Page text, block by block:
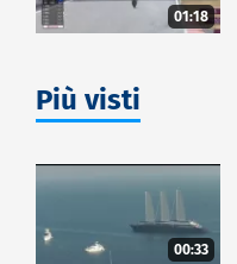
01:18
Più visti
00:33